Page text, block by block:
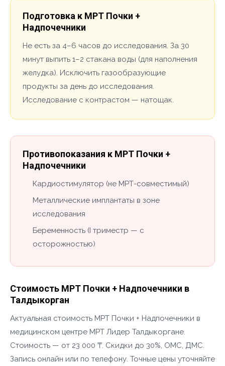
Подготовка к МРТ Почки +
Надпочечники
Не есть за 4–6 часов до исследования. За 30
минут выпить 1–2 стакана воды (для наполнения
желудка). Исключить газообразующие
продукты за день до исследования.
Исследование с контрастом — натощак.
Противопоказания к МРТ Почки +
Надпочечники
Кардиостимулятор (не МРТ-совместимый)
Металлические имплантаты в зоне
исследования
Беременность (I триместр — с
осторожностью)
Стоимость МРТ Почки + Надпочечники в
Талдыкорган
Актуальная стоимость МРТ Почки + Надпочечники в
медицинском центре МРТ Лидер Талдыкоргане.
Стоимость — от 23 000 ₸. Скидки до 30%, ОМС, ДМС.
Запись онлайн или по телефону. Точные цены уточняйте